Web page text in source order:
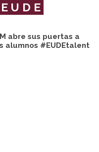
EUDE
abre sus puertas a
alumnos #EUDEtalent